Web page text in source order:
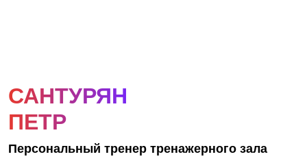
САНТУРЯН
ПЕТР
Персональный тренер тренажерного зала